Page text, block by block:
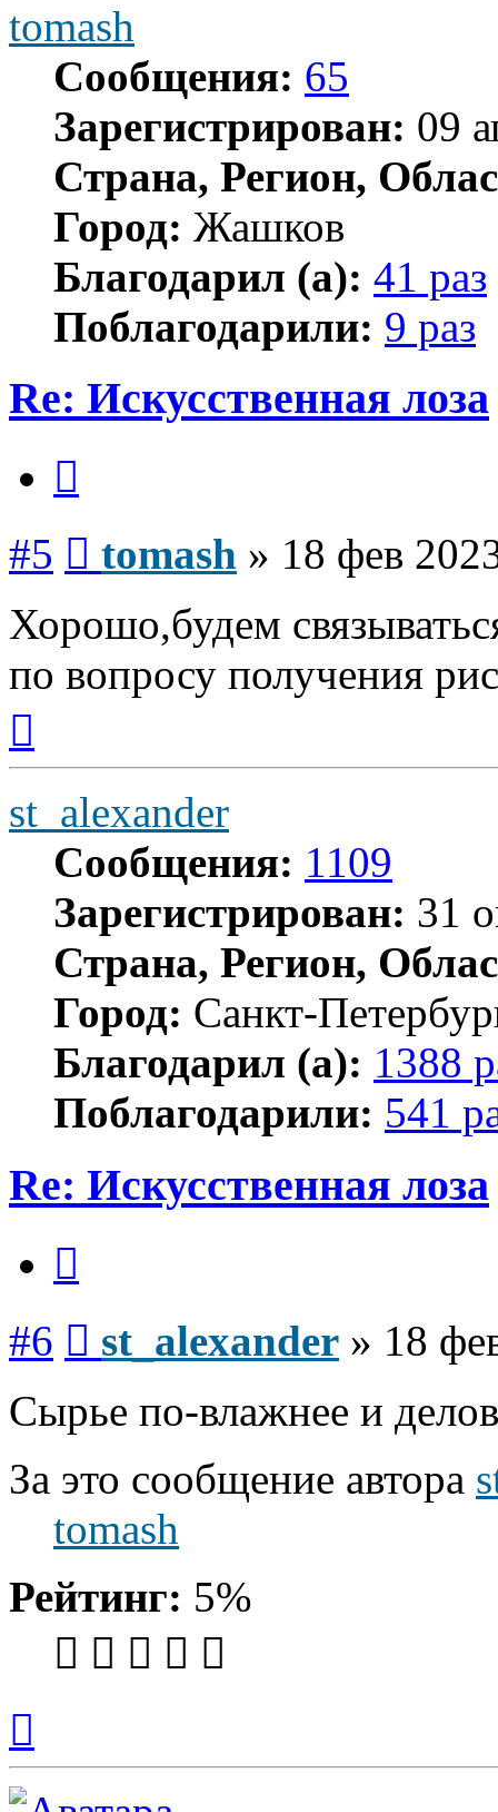
tomash
Сообщения: 65
Зарегистрирован: 09
Страна, Регион,
Город: Жашков
Благодарил (а): 41 раз
Поблагодарили: 9 раз
Re: Искусственная лоза
#5 tomash » 18 фев
Хорошо,будем
по вопросу получения
началу
st_alexander
Сообщения: 1109
Зарегистрирован: 31
Страна, Регион,
Город: Санкт-
Благодарил (а): 1388
Поблагодарили: 541
Re: Искусственная лоза
#6 st_alexander » 18
Сырье по-влажнее и
За это сообщение автора
tomash
Рейтинг: 5%
началу